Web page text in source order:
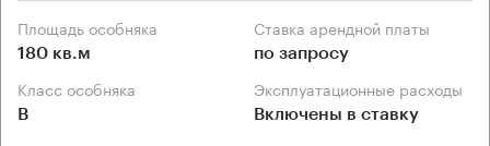
Площадь особняка
180 кв.м
Ставка арендной платы
по запросу
Класс особняка
B
Эксплуатационные расходы
Включены в ставку